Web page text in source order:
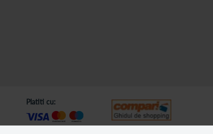
Platiti cu: